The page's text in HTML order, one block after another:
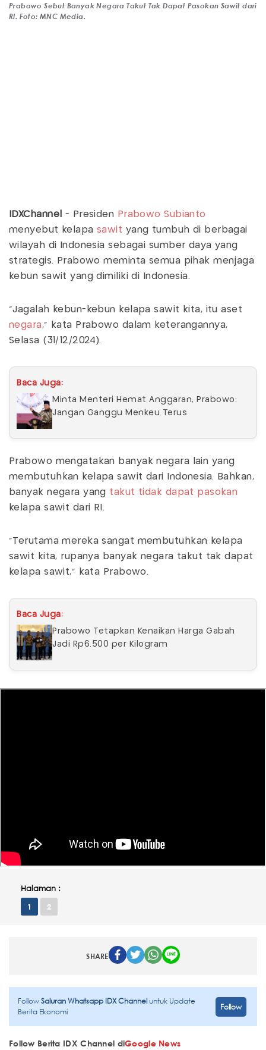
Prabowo Sebut Banyak Negara Takut Tak Dapat Pasokan Sawit dari
RI. Foto: MNC Media.
IDXChannel - Presiden Prabowo Subianto
menyebut kelapasawit yang tumbuh di berbagai
wilayah di Indonesia sebagai sumber daya yang
strategis. Prabowo meminta semua pihak menjaga
kebun sawit yang dimiliki di Indonesia.
"Jagalah kebun-kebun kelapa sawit kita, itu aset
negara," kata Prabowo dalam keterangannya,
Selasa (31/12/2024).
Baca Juga:
Minta Menteri Hemat Anggaran, Prabowo:
Jangan Ganggu Menkeu Terus
Prabowo mengatakan banyak negara lain yang
membutuhkan kelapa sawit dari Indonesia. Bahkan,
banyak negara yang takut tidak dapat pasokan
kelapa sawit dari RI.
"Terutama mereka sangat membutuhkan kelapa
sawit kita, rupanya banyak negara takut tak dapat
kelapa sawit," kata Prabowo.
Baca Juga:
Prabowo Tetapkan Kenaikan Harga Gabah
Jadi Rp6.500 per Kilogram
Halaman :
1 2
SHARE
FollowSaluran Whatsapp IDX Channeluntuk Update
Berita Ekonomi
Follow
Follow Berita IDX Channel diGoogle News